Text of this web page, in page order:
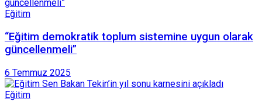
Eğitim
“Eğitim demokratik toplum sistemine uygun olarak
güncellenmeli”
6 Temmuz 2025
Eğitim